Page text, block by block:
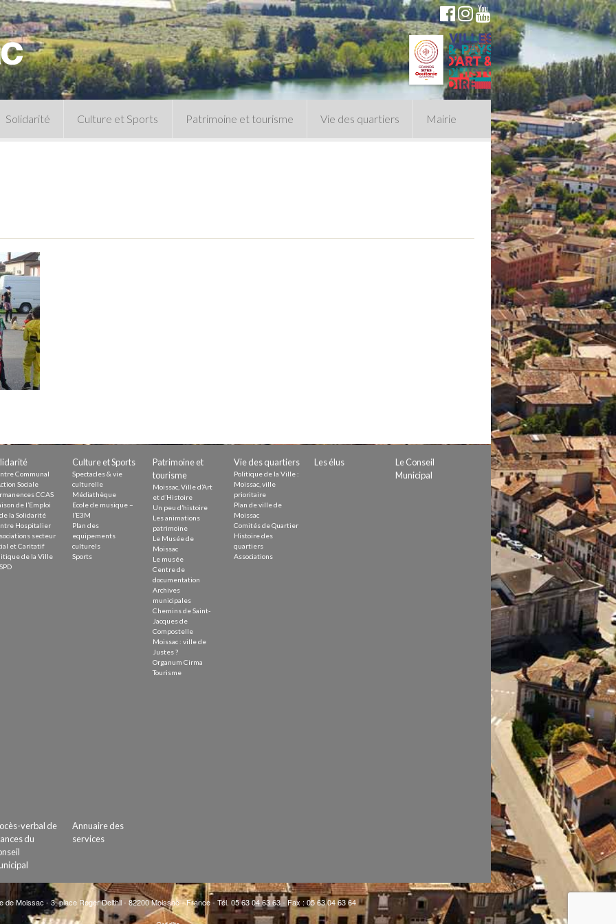
durable
Solidarité
CLSPD
intrafamiliales
Culture et Sports Patrimoine et tourisme
Le musée
Vie des quartiers Mairie
Communal
Sociale
CCAS
de l’Emploi
la Solidarité
Hospitalier
secteur
et Caritatif
de la Ville
Culture et Sports
Spectacles & vie
culturelle
Médiathèque
Ecole de musique –
l’E3M
Plan des
equipements
culturels
Sports
Patrimoine et
tourisme
Moissac, Ville d’Art
et d’Histoire
Un peu d’histoire
Les animations
patrimoine
Le Musée de
Moissac
Le musée
Centre de
documentation
Archives
municipales
Chemins de Saint-
Jacques de
Compostelle
Moissac : ville de
Justes ?
Organum Cirma
Tourisme
Vie des quartiers
Politique de la Ville :
Moissac, ville
prioritaire
Plan de ville de
Moissac
Comités de Quartier
Histoire des
quartiers
Associations
Les élus
Le Conseil
Municipal
verbal de
du
Annuaire des
services
de Moissac - 3, place Roger Delthil - 82200 Moissac - France - Tél. 05 63 04 63 63 - Fax : 05 63 04 63 64